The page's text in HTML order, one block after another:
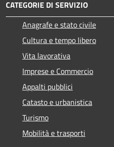
CATEGORIE DI SERVIZIO
Anagrafe e stato civile
Cultura e tempo libero
Vita lavorativa
Imprese e Commercio
Appalti pubblici
Catasto e urbanistica
Turismo
Mobilità e trasporti